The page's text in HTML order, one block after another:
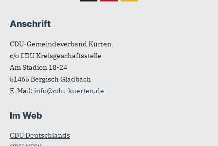
Anschrift
CDU-Gemeindeverband Kürten
c/o CDU Kreisgeschäftsstelle
Am Stadion 18-24
51465Bergisch Gladbach
E-Mail: info@cdu-kuerten.de
Im Web
CDU Deutschlands